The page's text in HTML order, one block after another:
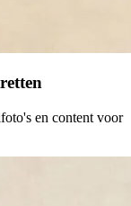
en content voor